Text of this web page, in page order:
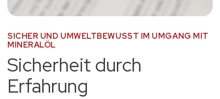
SICHER UND UMWELTBEWUSST IM UMGANG MIT
MINERALÖL
Sicherheit durch
Erfahrung